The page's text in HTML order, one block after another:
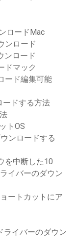
ロードMac
ンロード
ンロード
ドマック
ード編集可能
ードする方法
トOS
ンロードする
を中断した10
イバーのダウン
ートカットにア
ライバーのダウン